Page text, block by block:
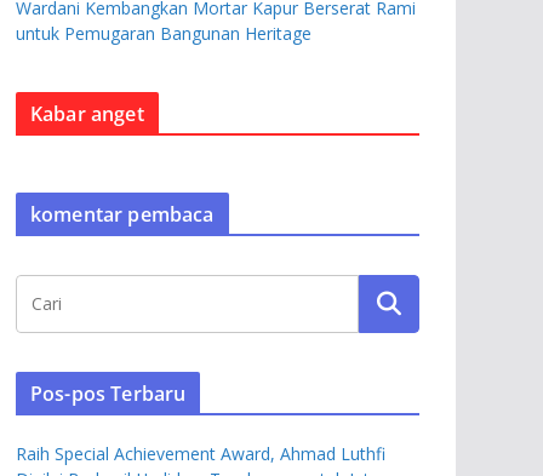
Wardani Kembangkan Mortar Kapur Berserat Rami
untuk Pemugaran Bangunan Heritage
Kabar anget
komentar pembaca
Pos-pos Terbaru
Raih Special Achievement Award, Ahmad Luthfi